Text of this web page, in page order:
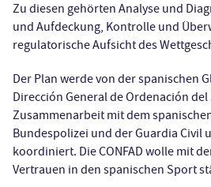
Zu diesen gehörten Analyse und
und Aufdeckung, Kontrolle und
regulatorische Aufsicht des
Der Plan werde von der spanischen
Dirección General de Ordenación del
Zusammenarbeit mit dem
Bundespolizei und der Guardia Civil
koordiniert. Die CONFAD wolle mit
Vertrauen in den spanischen Sport